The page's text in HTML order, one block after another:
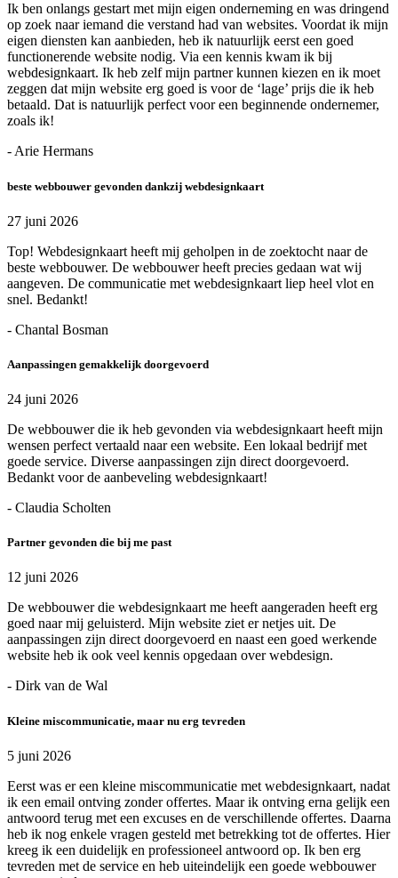
Ik ben onlangs gestart met mijn eigen onderneming en was dringend
op zoek naar iemand die verstand had van websites. Voordat ik mijn
eigen diensten kan aanbieden, heb ik natuurlijk eerst een goed
functionerende website nodig. Via een kennis kwam ik bij
webdesignkaart. Ik heb zelf mijn partner kunnen kiezen en ik moet
zeggen dat mijn website erg goed is voor de ‘lage’ prijs die ik heb
betaald. Dat is natuurlijk perfect voor een beginnende ondernemer,
zoals ik!
- Arie Hermans
beste webbouwer gevonden dankzij webdesignkaart
27 juni 2026
Top! Webdesignkaart heeft mij geholpen in de zoektocht naar de
beste webbouwer. De webbouwer heeft precies gedaan wat wij
aangeven. De communicatie met webdesignkaart liep heel vlot en
snel. Bedankt!
- Chantal Bosman
Aanpassingen gemakkelijk doorgevoerd
24 juni 2026
De webbouwer die ik heb gevonden via webdesignkaart heeft mijn
wensen perfect vertaald naar een website. Een lokaal bedrijf met
goede service. Diverse aanpassingen zijn direct doorgevoerd.
Bedankt voor de aanbeveling webdesignkaart!
- Claudia Scholten
Partner gevonden die bij me past
12 juni 2026
De webbouwer die webdesignkaart me heeft aangeraden heeft erg
goed naar mij geluisterd. Mijn website ziet er netjes uit. De
aanpassingen zijn direct doorgevoerd en naast een goed werkende
website heb ik ook veel kennis opgedaan over webdesign.
- Dirk van de Wal
Kleine miscommunicatie, maar nu erg tevreden
5 juni 2026
Eerst was er een kleine miscommunicatie met webdesignkaart, nadat
ik een email ontving zonder offertes. Maar ik ontving erna gelijk een
antwoord terug met een excuses en de verschillende offertes. Daarna
heb ik nog enkele vragen gesteld met betrekking tot de offertes. Hier
kreeg ik een duidelijk en professioneel antwoord op. Ik ben erg
tevreden met de service en heb uiteindelijk een goede webbouwer